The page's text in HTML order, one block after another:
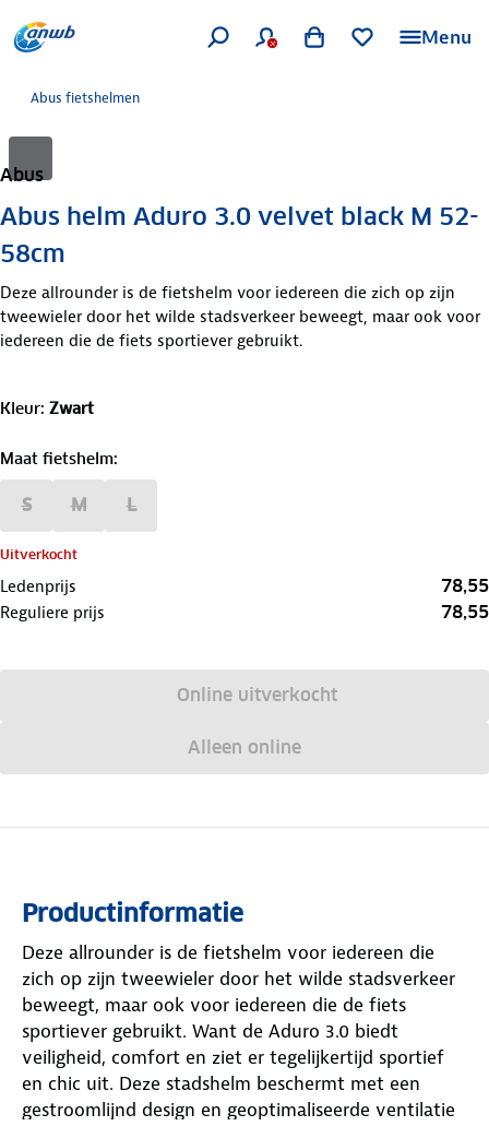
Menu
Abus fietshelmen
Abus
Abus helm Aduro 3.0 velvet black M 52-
58cm
Deze allrounder is de fietshelm voor iedereen die zich op zijn
tweewieler door het wilde stadsverkeer beweegt, maar ook voor
iedereen die de fiets sportiever gebruikt.
Kleur: Zwart
Maat fietshelm:
S M L
Uitverkocht
Ledenprijs 78,55
Reguliere prijs 78,55
Online uitverkocht
Alleen online
Productinformatie
Deze allrounder is de fietshelm voor iedereen die
zich op zijn tweewieler door het wilde stadsverkeer
beweegt, maar ook voor iedereen die de fiets
sportiever gebruikt. Want de Aduro 3.0 biedt
veiligheid, comfort en ziet er tegelijkertijd sportief
en chic uit. Deze stadshelm beschermt met een
gestroomlijnd design en geoptimaliseerde ventilatie